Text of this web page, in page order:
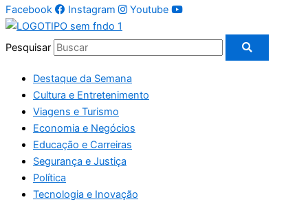
Facebook
Instagram Youtube
Pesquisar
Destaque da Semana
Cultura e Entretenimento
Viagens e Turismo
Economia e Negócios
Educação e Carreiras
Segurança e Justiça
Política
Tecnologia e Inovação